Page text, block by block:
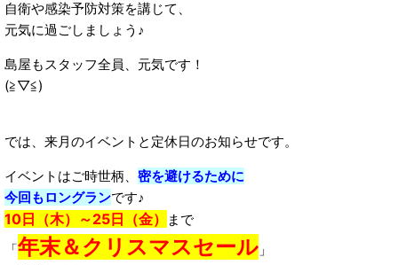
自衛や感染予防対策を講じて、
元気に過ごしましょう♪
島屋もスタッフ全員、元気です！
(≧▽≦)
では、来月のイベントと定休日のお知らせです。
イベントはご時世柄、 密を避けるために
今回もロングランです♪
10日（木）～25日（金）
まで
「年末＆クリスマスセール 」